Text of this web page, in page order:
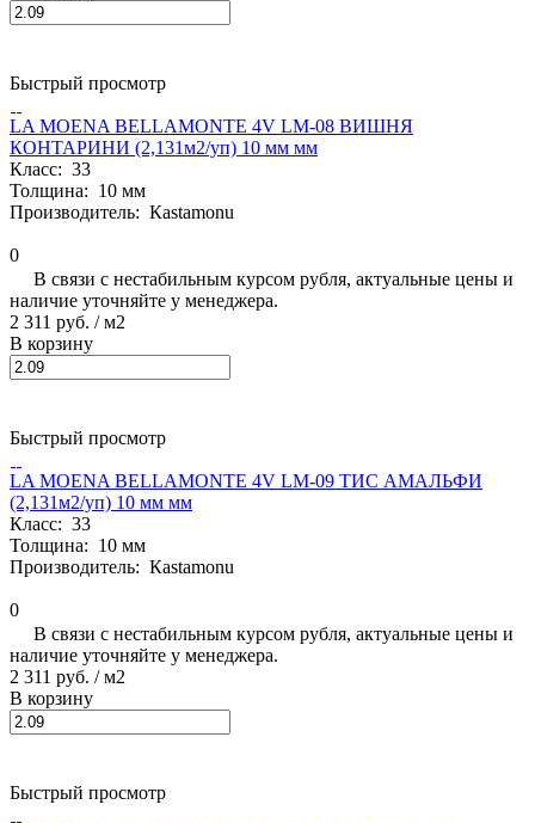
Быстрый просмотр
LA MOENA BELLAMONTE 4V LM-08 ВИШНЯ
КОНТАРИНИ (2,131м2/уп) 10 мм мм
Класс: 33
Толщина: 10 мм
Производитель: Кastamonu
0
В связи с нестабильным курсом рубля, актуальные цены и
наличие уточняйте у менеджера.
2 311 руб. / м2
В корзину
Быстрый просмотр
LA MOENA BELLAMONTE 4V LM-09 ТИС АМАЛЬФИ
(2,131м2/уп) 10 мм мм
Класс: 33
Толщина: 10 мм
Производитель: Кastamonu
0
В связи с нестабильным курсом рубля, актуальные цены и
наличие уточняйте у менеджера.
2 311 руб. / м2
В корзину
Быстрый просмотр